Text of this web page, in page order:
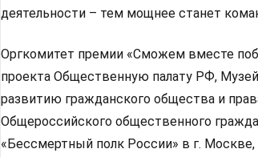
деятельности – тем мощнее станет
Оргкомитет премии «Сможем вместе
проекта Общественную палату РФ,
развитию гражданского общества и
Общероссийского общественного
«Бессмертный полк России» в г.